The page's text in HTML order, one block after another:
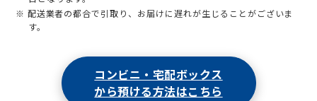
※ 配送業者の都合で引取り、お届けに遅れが生じることがございま
す。
コンビニ・宅配ボックス
から預ける方法はこちら